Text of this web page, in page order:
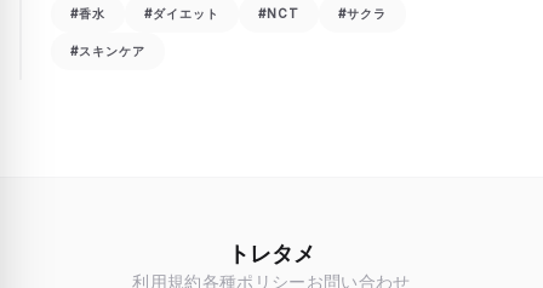
#香水 #ダイエット #NCT #サクラ
#スキンケア
トレタメ
利用規約各種ポリシーお問い合わせ